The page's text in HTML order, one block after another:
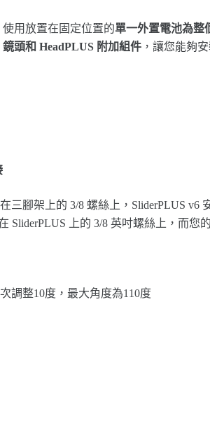
用放置在固定位置的單一外置電池為整
頭和 HeadPLUS 附加組件，讓您能夠
三腳架上的 3/8 螺絲上，SliderPLUS v6
SliderPLUS 上的 3/8 英吋螺絲上，而您
調整10度，最大角度為110度